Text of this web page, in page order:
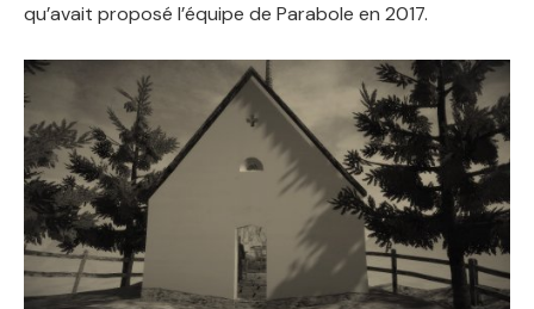
qu’avait proposé l’équipe de Parabole en 2017.